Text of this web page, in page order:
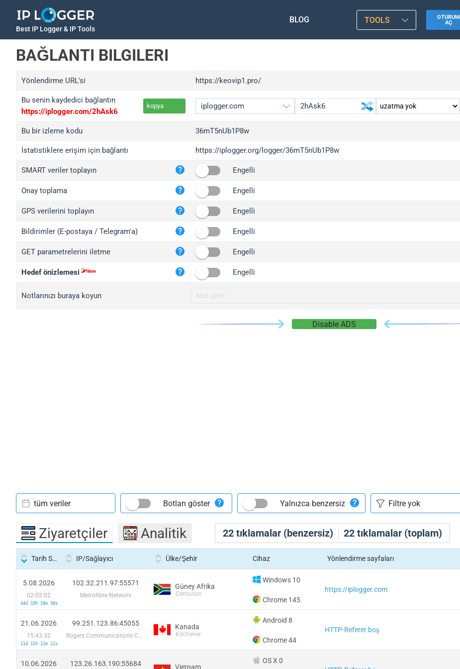
Best IP Logger & IP Tools
BLOG TOOLS
OTURUM
AÇ
BAĞLANTI BILGILERI
Yönlendirme URL'si https://keovip1.pro/
Bu senin kaydedici bağlantın
https://iplogger.com/2hAsk6
kopya
iplogger.org
wl.gl
ed.tc
iplogger.com
iplogger.co
2no.co
yip.su
iplogger.info
Bu bir izleme kodu 36mT5nUb1P8w
İstatistiklere erişim için bağlantı https://iplogger.org/logger/36mT5nUb1P8w
SMART veriler toplayın Engelli
Onay toplama Engelli
GPS verilerini toplayın Engelli
Bildirimler (E-postaya / Telegram'a) Engelli
GET parametrelerini iletme Engelli
Hedef önizlemesi Engelli
Notlarınızı buraya koyun
Disable ADS
22 tıklamalar (benzersiz) 22 tıklamalar (toplam)
tüm veriler Botları göster Yalnızca benzersiz
Ziyaretçiler Analitik
Tarih Saati IP/Sağlayıcı Ülke/Şehir Cihaz Yönlendirme sayfaları
5.08.2026
02:02:02
44d 10h 18m 30s
102.32.211.97:55571
Metrofibre Networx
Güney Afrika
Centurion
Windows 10
Chrome 145
https://iplogger.com
21.06.2026
15:43:32
11d 15h 12m 12s
99.251.123.86:45055
Rogers Communications Canada Inc.
Kanada
Kitchener
Android 8
Chrome 44
HTTP-Referer boş
10.06.2026 123.26.163.190:55684 Vietnam
OS X 0